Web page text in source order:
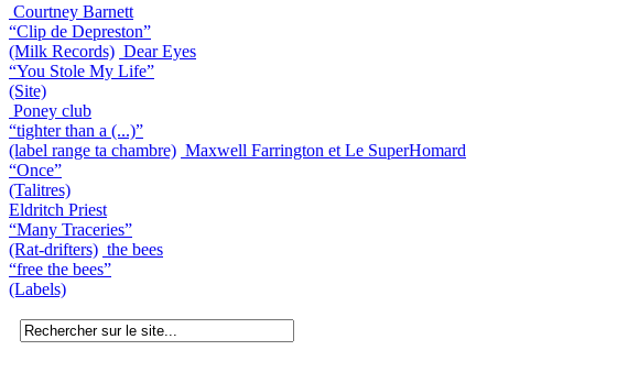
Courtney Barnett
“Clip de Depreston”
(Milk Records) Dear Eyes
“You Stole My Life”
(Site)
Poney club
“tighter than a (...)”
(label range ta chambre) Maxwell Farrington et Le SuperHomard
“Once”
(Talitres)
Eldritch Priest
“Many Traceries”
(Rat-drifters) the bees
“free the bees”
(Labels)